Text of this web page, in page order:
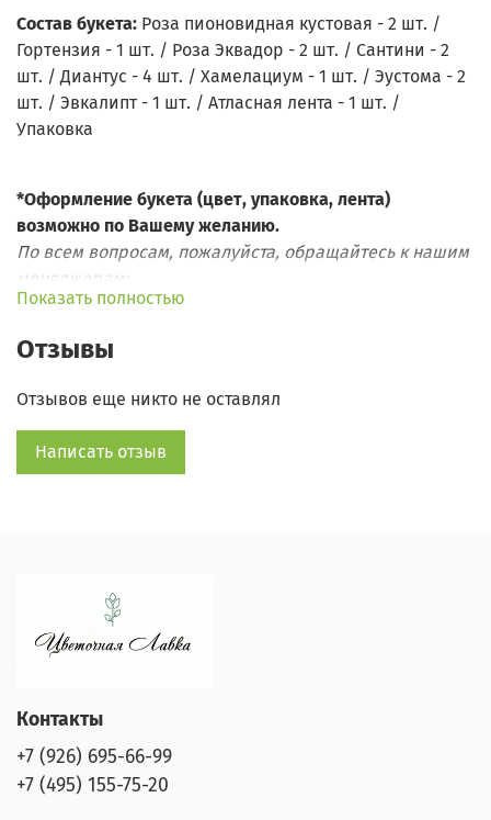
Состав букета: Роза пионовидная кустовая - 2 шт. /
Гортензия - 1 шт. / Роза Эквадор - 2 шт. / Сантини - 2
шт. / Диантус - 4 шт. / Хамелациум - 1 шт. / Эустома - 2
шт. / Эвкалипт - 1 шт. / Атласная лента - 1 шт. /
Упаковка
*Оформление букета (цвет, упаковка, лента)
возможно по Вашему желанию.
По всем вопросам, пожалуйста, обращайтесь к нашим
менеджерам:
Телефон: +7 (495) 155-75-20
WhatsApp:+7 (925) 355-65-81
Показать полностью
Отзывы
Отзывов еще никто не оставлял
Написать отзыв
Контакты
+7 (926) 695-66-99
+7 (495) 155-75-20